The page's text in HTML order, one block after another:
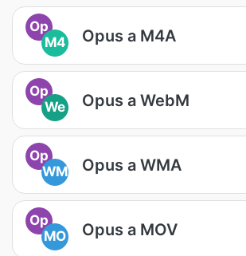
Op
M4
Opus a M4A
Op
We
Opus a WebM
Op
WM
Opus a WMA
Op
MO
Opus a MOV